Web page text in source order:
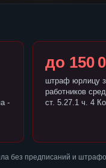
-
до 150
штраф юрлицу
работников
ст. 5.27.1 ч. 4
без предписаний и